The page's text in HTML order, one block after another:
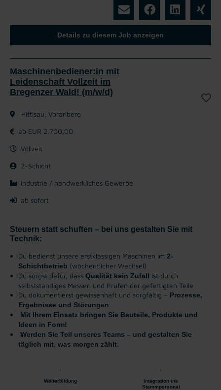
Details zu diesem Job anzeigen
Maschinenbediener:in mit
Leidenschaft Vollzeit im
Bregenzer Wald! (m/w/d)
Hittisau, Vorarlberg
ab EUR 2.700,00
Vollzeit
2-Schicht
Industrie / handwerkliches Gewerbe
ab sofort
Steuern statt schuften – bei uns gestalten Sie mit
Technik:
Du bedienst unsere erstklassigen Maschinen im 2-
Schichtbetrieb (wöchentlicher Wechsel)
Du sorgst dafür, dass Qualität kein Zufall ist durch
selbstständiges Messen und Prüfen der gefertigten Teile
Du dokumentierst gewissenhaft und sorgfältig – Prozesse,
Ergebnisse und Störungen
Mit Ihrem Einsatz bringen Sie Bauteile, Produkte und
Ideen in Form!
Werden Sie Teil unseres Teams – und gestalten Sie
täglich mit, was morgen zählt.
Weiterbildung
Integration ins
Stammpersonal